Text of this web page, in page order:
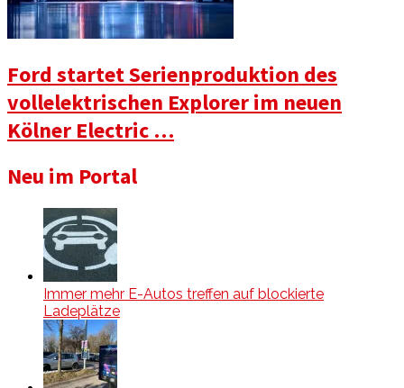
Ford startet Serienproduktion des
vollelektrischen Explorer im neuen
Kölner Electric …
Neu im Portal
Immer mehr E-Autos treffen auf blockierte
Ladeplätze